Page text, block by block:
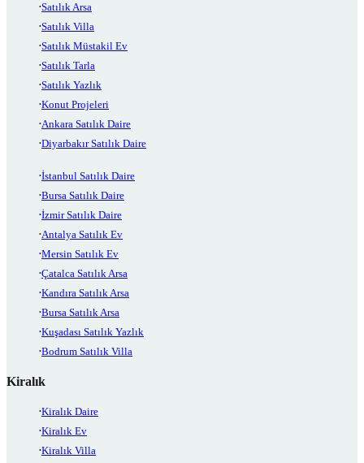
Satılık Arsa
Satılık Villa
Satılık Müstakil Ev
Satılık Tarla
Satılık Yazlık
Konut Projeleri
Ankara Satılık Daire
Diyarbakır Satılık Daire
İstanbul Satılık Daire
Bursa Satılık Daire
İzmir Satılık Daire
Antalya Satılık Ev
Mersin Satılık Ev
Çatalca Satılık Arsa
Kandıra Satılık Arsa
Bursa Satılık Arsa
Kuşadası Satılık Yazlık
Bodrum Satılık Villa
Kiralık
Kiralık Daire
Kiralık Ev
Kiralık Villa